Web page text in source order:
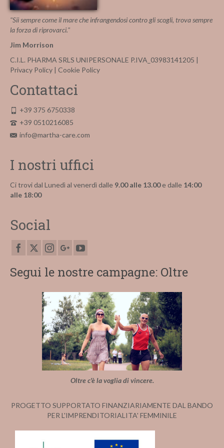
"Sii sempre come il mare che infrangendosi contro gli scogli, trova sempre
la forza di riprovarci."
Jim Morrison
C.I.L. PHARMA SRLS UNIPERSONALE P.IVA_03983141205 |
Privacy Policy | Cookie Policy
Contattaci
+39 375 6750338
+39 0510216085
info@martha-care.com
I nostri uffici
Ci trovi dal Lunedì al venerdì dalle 9.00 alle 13.00e dalle 14:00
alle 18:00
Social
Segui le nostre campagne: Oltre
Oltre c'è la voglia di vincere.
PROGETTO SUPPORTATO FINANZIARIAMENTE DAL BANDO
PER L'IMPRENDITORIALITA' FEMMINILE